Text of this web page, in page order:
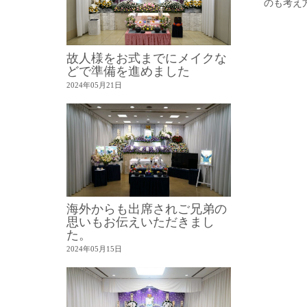
のも考え
故人様をお式までにメイクな
どで準備を進めました
2024年05月21日
海外からも出席されご兄弟の
思いもお伝えいただきまし
た。
2024年05月15日